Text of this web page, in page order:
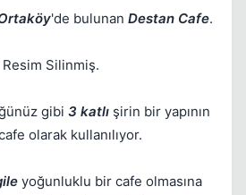
'de bulunan Destan Cafe.
Silinmiş.
gibi 3 katlışirin bir yapının
olarak kullanılıyor.
yoğunluklu bir cafe olmasına